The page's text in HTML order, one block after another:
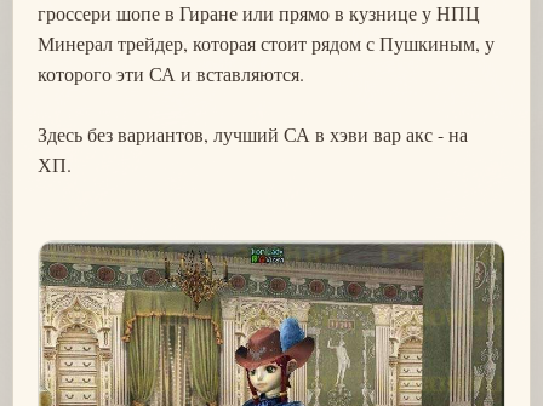
гроссери шопе в Гиране или прямо в кузнице у НПЦ
Минерал трейдер, которая стоит рядом с Пушкиным, у
которого эти СА и вставляются.
Здесь без вариантов, лучший СА в хэви вар акс - на
ХП.